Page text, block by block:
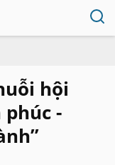
hội
phúc -